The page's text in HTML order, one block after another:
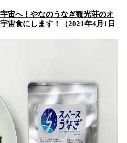
宙へ！やなのうなぎ観光荘のオ
宙食にします！（2021年4月1日